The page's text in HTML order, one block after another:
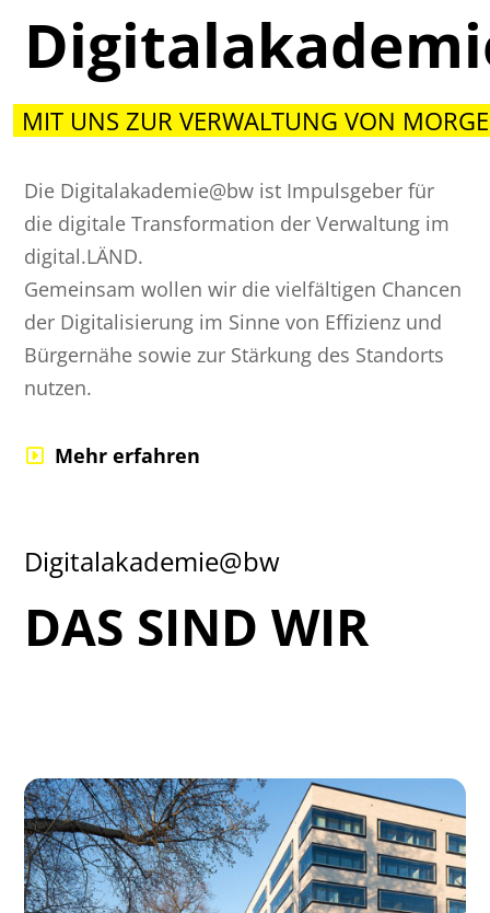
MIT UNS ZUR VERWALTUNG VON
Die Digitalakademie@bw ist Impulsgeber für
die digitale Transformation der Verwaltung im
digital.LÄND.
Gemeinsam wollen wir die vielfältigen Chancen
der Digitalisierung im Sinne von Effizienz und
Bürgernähe sowie zur Stärkung des Standorts
nutzen.
Mehr erfahren
Digitalakademie@bw
DAS SIND WIR